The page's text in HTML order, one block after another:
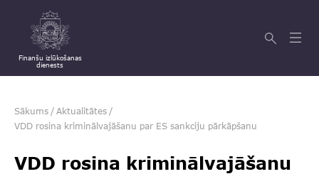
Finanšu izlūkošanas
dienests
Sākums / Aktualitātes /
VDD rosina kriminālvajāšanu par ES sankciju pārkāpšanu
VDD rosina kriminālvajāšanu